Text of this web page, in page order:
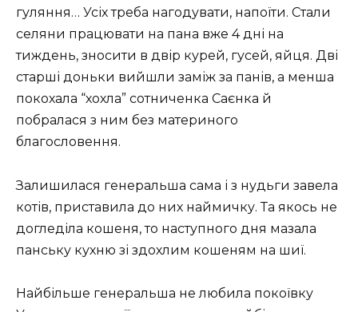
гуляння… Усіх треба нагодувати, напоїти. Стали
селяни працювати на пана вже 4 дні на
тиждень, зносити в двір курей, гусей, яйця. Дві
старші доньки вийшли заміж за панів, а менша
покохала “хохла” сотниченка Саєнка й
побралася з ним без материного
благословення.
Залишилася генеральша сама і з нудьги завела
котів, приставила до них наймичку. Та якось не
догледіла кошеня, то наступного дня мазала
панську кухню зі здохлим кошеням на шиї.
Найбільше генеральша не любила покоївку